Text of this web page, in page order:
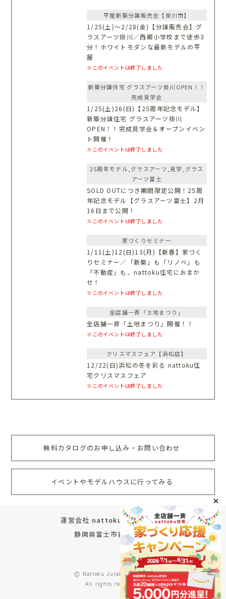
平屋新築分譲販売会【掛川市】
1/25(土)〜2/28(金)【分譲販売会】グ
ラスアーツ掛川／西郷小学校まで徒歩3
分！ホワイトモダンな最新モデルの平
屋
※このイベントは終了しました
新築分譲住宅 グラスアーツ掛川OPEN！！
完成見学会
1/25(土)26(日)【25周年記念モデル】
新築分譲住宅 グラスアーツ掛川
OPEN！！完成見学会＆オープンイベン
ト開催！
※このイベントは終了しました
25周年モデル,グラスアーツ,見学,グラス
アーツ富士
SOLD OUTにつき期間限定公開！25周
年記念モデル【グラスアーツ富士】2月
16日まで公開！
※このイベントは終了しました
家づくりセミナー
1/11(土)12(日)13(月)【新春】家づく
りセミナー／「新築」も「リノベ」も
「不動産」も、nattoku住宅におまか
せ！
※このイベントは終了しました
全店舗一斉「土地まつり」
全店舗一斉「土地まつり」開催！！
※このイベントは終了しました
クリスマスフェア【浜松店】
12/22(日)浜松の冬を彩る nattoku住
宅クリスマスフェア
※このイベントは終了しました
無料カタログのお申し込み・お問い合わせ
イベントやモデルハウスに行ってみる
運営会社 nattoku住宅株式会社
静岡県富士市青葉町572
© Nattoku Jutaku Co., Ltd.
All rights reserved.